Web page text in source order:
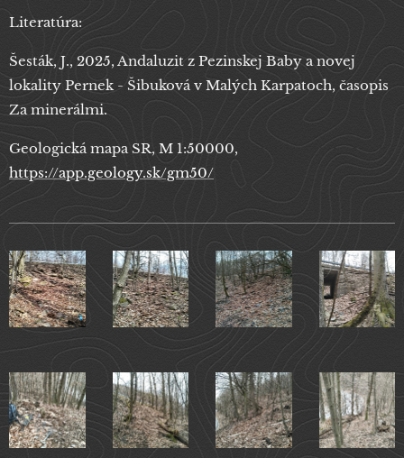
Literatúra:
Šesták, J., 2025, Andaluzit z Pezinskej Baby a novej
lokality Pernek - Šibuková v Malých Karpatoch, časopis
Za minerálmi.
Geologická mapa SR, M 1:50000,
https://app.geology.sk/gm50/